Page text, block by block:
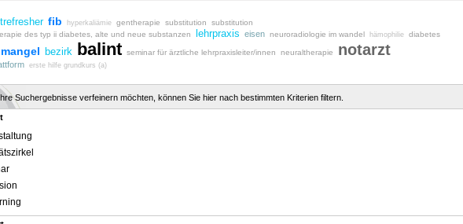
fib hyperkaliämie gentherapie substitution
substitution
des typ ii diabetes, alte und neue substanzen
lehrpraxis eisen neuroradiologie im wandel hämophilie diabetes
bezirk balint seminar für ärztliche lehrpraxisleiter/innen neuraltherapie notarzt
erste hilfe grundkurs (a)
Suchergebnisse verfeinern möchten, können Sie hier nach bestimmten Kriterien filtern.